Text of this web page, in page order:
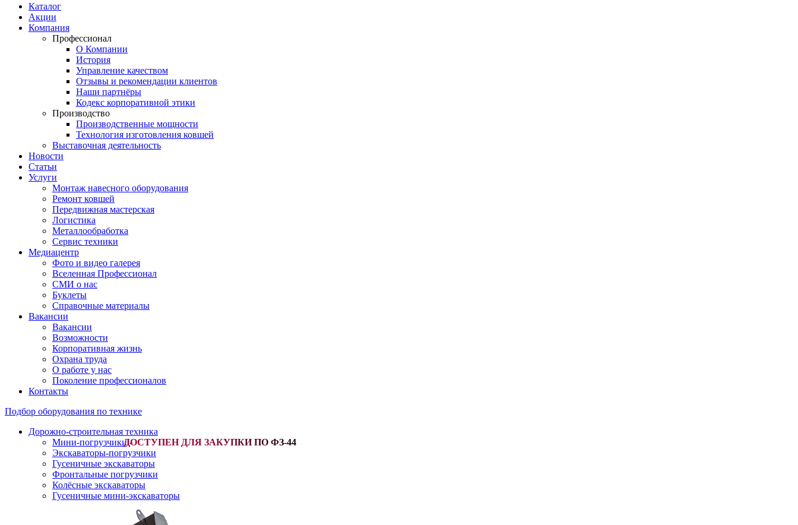
Каталог
Акции
Компания
Профессионал
О Компании
История
Управление качеством
Отзывы и рекомендации клиентов
Наши партнёры
Кодекс корпоративной этики
Производство
Производственные мощности
Технология изготовления ковшей
Выставочная деятельность
Новости
Статьи
Услуги
Монтаж навесного оборудования
Ремонт ковшей
Передвижная мастерская
Логистика
Металлообработка
Сервис техники
Медиацентр
Фото и видео галерея
Вселенная Профессионал
СМИ о нас
Буклеты
Справочные материалы
Вакансии
Вакансии
Возможности
Корпоративная жизнь
Охрана труда
О работе у нас
Поколение профессионалов
Контакты
Подбор оборудования по технике
Дорожно-строительная техника
Мини-погрузчики-
Экскаваторы-погрузчики
Гусеничные экскаваторы
Фронтальные погрузчики
Колёсные экскаваторы
Гусеничные мини-экскаваторы